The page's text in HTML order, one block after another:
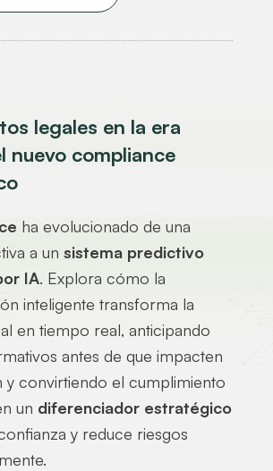
legales en la era
nuevo compliance
ha evolucionado de una
a un sistema predictivo
IA. Explora cómo la
inteligente transforma la
en tiempo real, anticipando
antes de que impacten
y convirtiendo el cumplimiento
un diferenciador estratégico
y reduce riesgos